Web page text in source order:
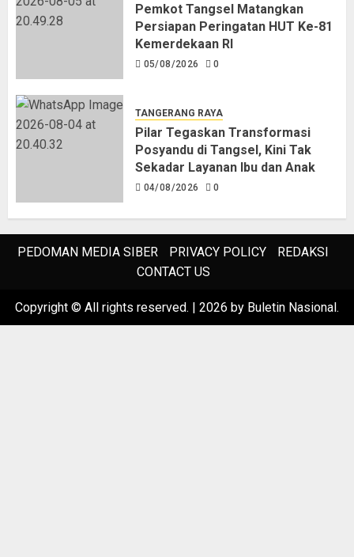
Pemkot Tangsel Matangkan
Persiapan Peringatan HUT Ke-81
Kemerdekaan RI
05/08/2026 0
TANGERANG RAYA
Pilar Tegaskan Transformasi
Posyandu di Tangsel, Kini Tak
Sekadar Layanan Ibu dan Anak
04/08/2026 0
PEDOMAN MEDIA SIBER PRIVACY POLICY
REDAKSI
CONTACT US
Copyright © All rights reserved. 2026 by Buletin Nasional.